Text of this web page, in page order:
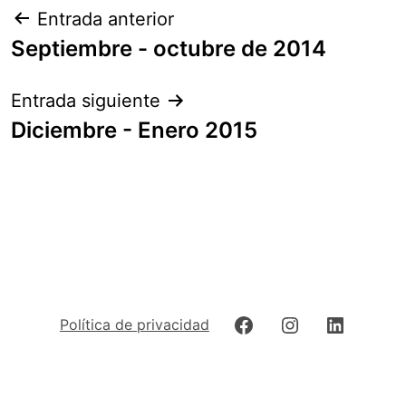
Navegación
de
Entrada anterior
Septiembre - octubre de 2014
Entrada siguiente
Diciembre - Enero 2015
Política de privacidad FacebookInstagram